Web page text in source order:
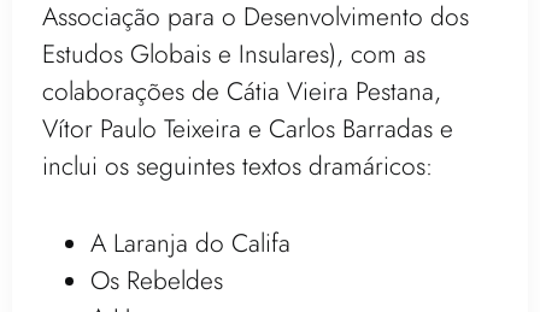
Associação para o Desenvolvimento dos
Estudos Globais e Insulares), com as
colaborações de Cátia Vieira Pestana,
Vítor Paulo Teixeira e Carlos Barradas e
inclui os seguintes textos dramáricos:
A Laranja do Califa
Os Rebeldes